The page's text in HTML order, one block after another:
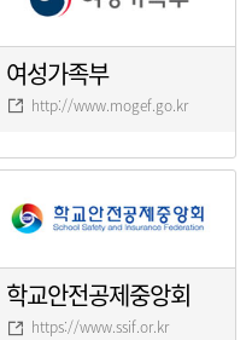
여성가족부
http://www.mogef.go.kr
학교안전공제중앙회
https://www.ssif.or.kr